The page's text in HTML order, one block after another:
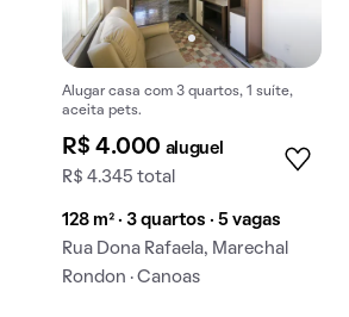
Alugar casa com 3 quartos, 1 suíte,
aceita pets.
R$ 4.000 aluguel
R$ 4.345 total
128 m² · 3 quartos · 5 vagas
Rua Dona Rafaela, Marechal
Rondon · Canoas